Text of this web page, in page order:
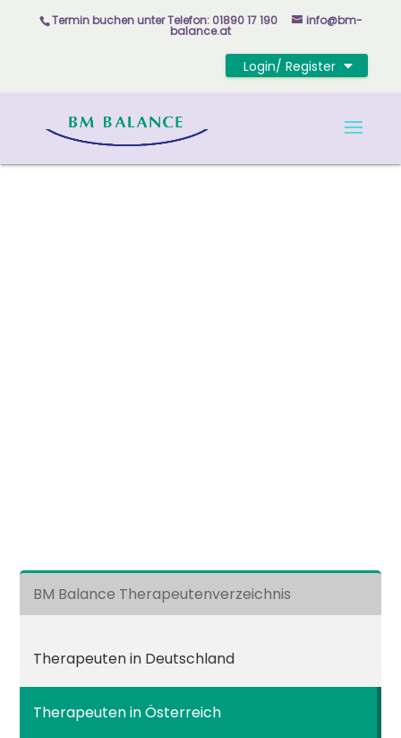
Skip to content
Termin buchen unterTelefon: 01890 17 190 info@bm-
balance.at
Login/ Register
BM Balance Therapeutenverzeichnis
Therapeuten in Deutschland
Therapeuten in Österreich